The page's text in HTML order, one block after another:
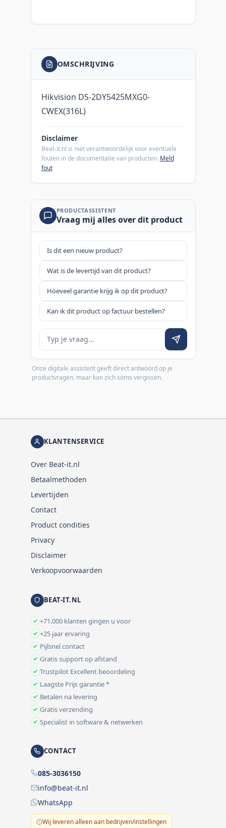
OMSCHRIJVING
Hikvision DS-2DY5425MXG0-
CWEX(316L)
Disclaimer
Beat-it.nl is niet verantwoordelijk voor eventuele
fouten in de documentatie van producten. Meld
fout
PRODUCTASSISTENT
Vraag mij alles over dit product
Is dit een nieuw product?
Wat is de levertijd van dit product?
Hoeveel garantie krijg ik op dit product?
Kan ik dit product op factuur bestellen?
Je vraag
Onze digitale assistent geeft direct antwoord op je
productvragen, maar kan zich soms vergissen.
KLANTENSERVICE
Over Beat-it.nl
Betaalmethoden
Levertijden
Contact
Product condities
Privacy
Disclaimer
Verkoopvoorwaarden
BEAT-IT.NL
+71.000 klanten gingen u voor
+25 jaar ervaring
Pijlsnel contact
Gratis support op afstand
Trustpilot Excellent beoordeling
Laagste Prijs garantie *
Betalen na levering
Gratis verzending
Specialist in software & netwerken
CONTACT
085-3036150
info@beat-it.nl
WhatsApp
Wij leveren alleen aan bedrijven/instellingen